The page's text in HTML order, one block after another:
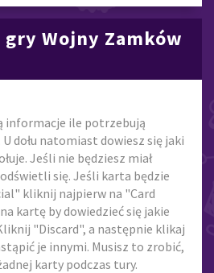
Wojny Zamków
informacje ile potrzebują
U dołu natomiast dowiesz się jaki
Jeśli nie będziesz miał
się. Jeśli karta będzie
kliknij najpierw na "Card
kartę by dowiedzieć się jakie
"Discard", a następnie klikaj
je innymi. Musisz to zrobić,
karty podczas tury.